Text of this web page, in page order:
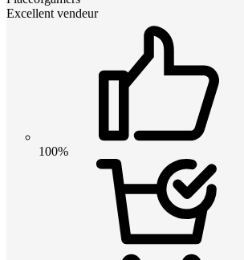
Excellent vendeur
100%